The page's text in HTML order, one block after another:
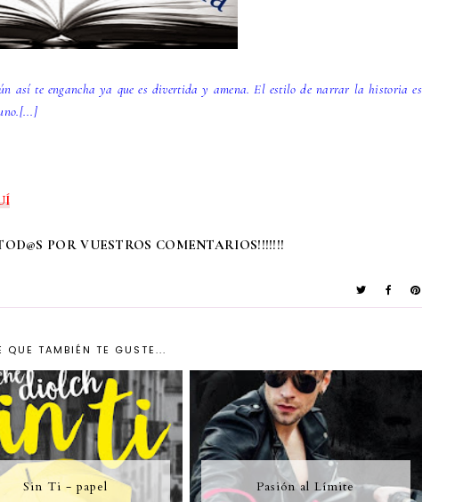
así te engancha ya que es divertida y amena. El estilo de narrar la historia es
POR VUESTROS COMENTARIOS!!!!!!!
QUE TAMBIÉN TE GUSTE...
Sin Ti - papel Pasión al Límite